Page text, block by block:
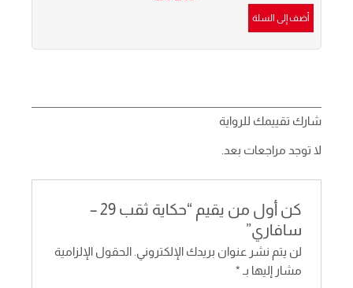
أضف إلى السلة
شارك تقييمك للرواية
لا توجد مراجعات بعد.
كن أول من يقيم “حكاية ثقب 29 –
سافاري”
لن يتم نشر عنوان بريدك الإلكتروني. الحقول الإلزامية
مشار إليها بـ *